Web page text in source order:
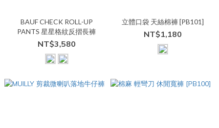
BAUF CHECK ROLL-UP
PANTS 星星格紋反摺長褲
NT$3,580
立體口袋 天絲棉褲 [PB101]
NT$1,180